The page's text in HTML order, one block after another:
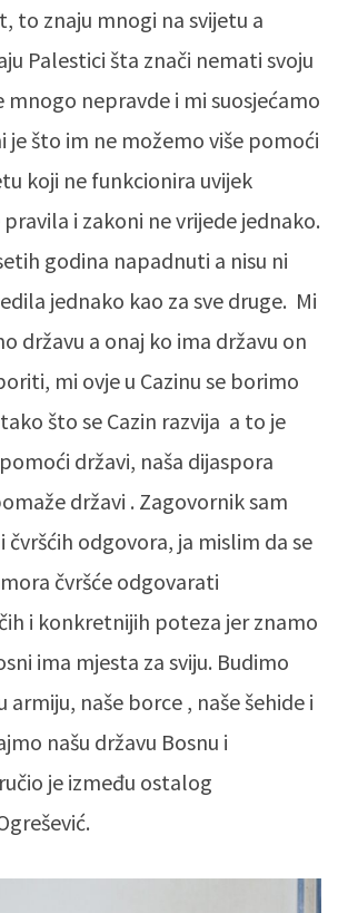
to znaju mnogi na svijetu a
Palestici šta znači nemati svoju
mnogo nepravde i mi suosjećamo
je što im ne možemo više pomoći
koji ne funkcionira uvijek
i zakoni ne vrijede jednako.
godina napadnuti a nisu ni
jednako kao za sve druge. Mi
državu a onaj ko ima državu on
mi ovje u Cazinu se borimo
što se Cazin razvija a to je
državi, naša dijaspora
državi . Zagovornik sam
čvršćih odgovora, ja mislim da se
čvršće odgovarati
i konkretnijih poteza jer znamo
ima mjesta za sviju. Budimo
armiju, naše borce , naše šehide i
našu državu Bosnu i
je između ostalog